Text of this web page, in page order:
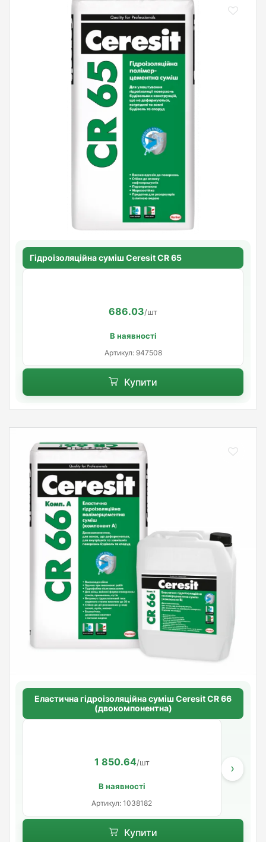
Гідроізоляційна суміш Ceresit CR 65
686.03/шт
В наявності
Артикул: 947508
Купити
Еластична гідроізоляційна суміш Ceresit CR 66
(двокомпонентна)
1 850.64/шт
В наявності
Артикул: 1038182
›
Купити